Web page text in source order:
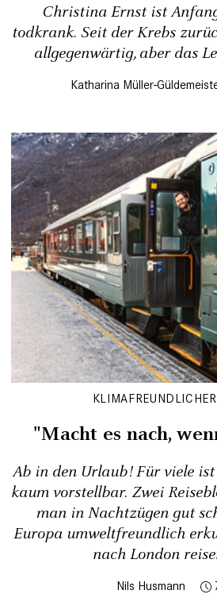
Christina Ernst ist
todkrank. Seit der Krebs
allgegenwärtig, aber das
Katharina Müller-
"Macht es nach,
Ab in den Urlaub! Für viele ist
kaum vorstellbar. Zwei
man in Nachtzügen gut
Europa umweltfreundlich
nach London
Nils Husmann